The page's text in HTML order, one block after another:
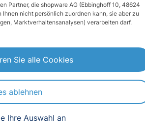
Partner, die shopware AG (Ebbinghoff 10, 48624
nicht persönlich zuordnen kann, sie aber zu
Marktverhaltensanalysen) verarbeiten darf.
Sie alle Cookies
ablehnen
Ihre Auswahl an